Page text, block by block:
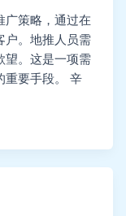
广策略，通过在
户。地推人员需
望。这是一项需
重要手段。 辛